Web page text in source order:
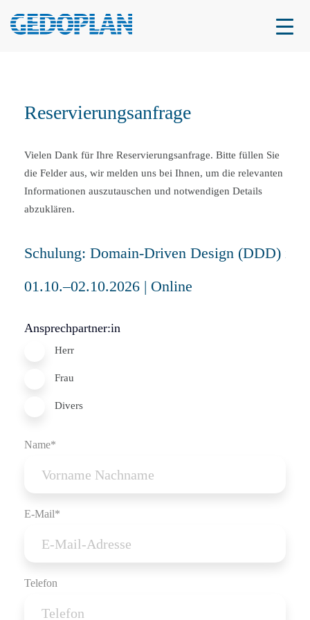
Reservierungsanfrage
Vielen Dank für Ihre Reservierungsanfrage. Bitte füllen Sie
die Felder aus, wir melden uns bei Ihnen, um die relevanten
Informationen auszutauschen und notwendigen Details
abzuklären.
Ansprechpartner:in
Herr
Frau
Divers
Name*
E-Mail*
Telefon